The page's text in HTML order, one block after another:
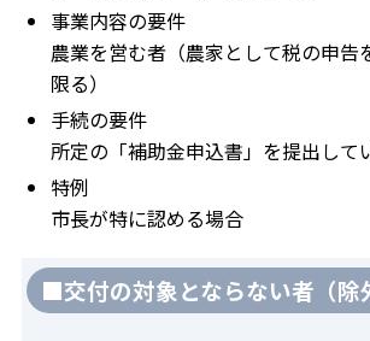
事業内容の要件
農業を営む者（農家として税の申告
限る）
手続の要件
所定の「補助金申込書」を提出して
特例
市長が特に認める場合
■交付の対象とならない者（除